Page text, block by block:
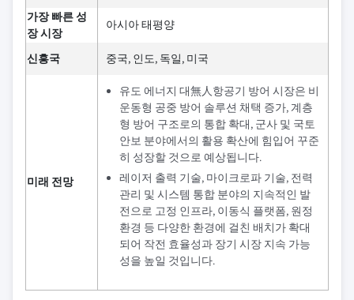
가장 빠른 성
장 시장
아시아 태평양
신흥국 중국, 인도, 독일, 미국
미래 전망
유도 에너지 대無人항공기 방어 시장은 비
운동형 공중 방어 솔루션 채택 증가, 계층
형 방어 구조로의 통합 확대, 군사 및 국토
안보 분야에서의 활용 확산에 힘입어 꾸준
히 성장할 것으로 예상됩니다.
레이저 출력 기술, 마이크로파 기술, 전력
관리 및 시스템 통합 분야의 지속적인 발
전으로 고정 인프라, 이동식 플랫폼, 원정
환경 등 다양한 환경에 걸친 배치가 확대
되어 작전 효율성과 장기 시장 지속 가능
성을 높일 것입니다.